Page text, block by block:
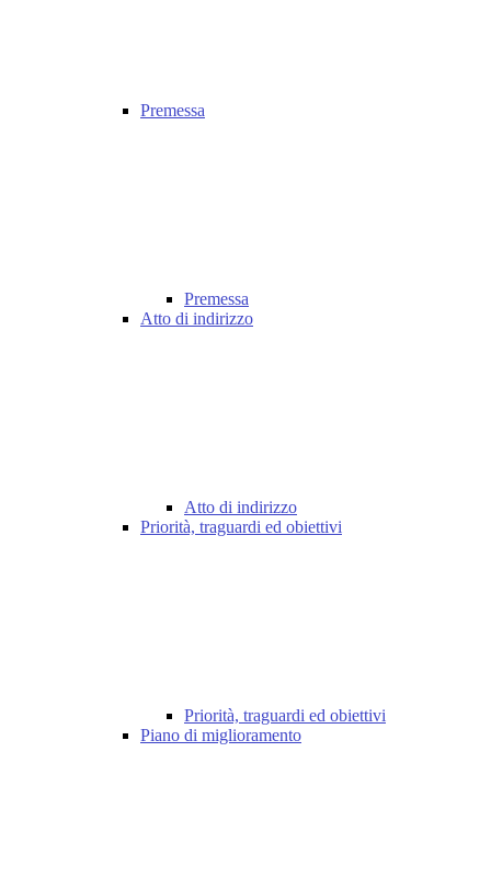
Premessa
Premessa
Atto di indirizzo
Atto di indirizzo
Priorità, traguardi ed obiettivi
Priorità, traguardi ed obiettivi
Piano di miglioramento